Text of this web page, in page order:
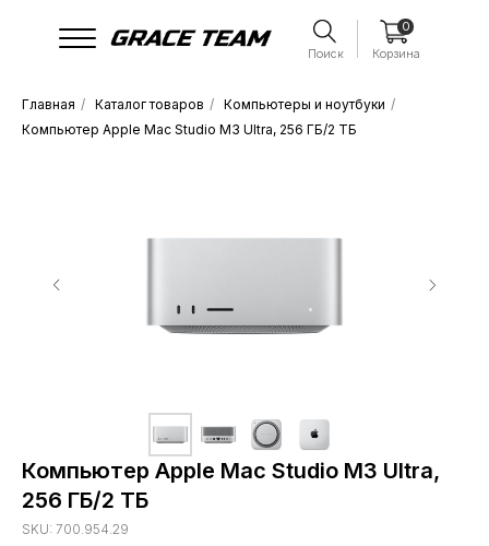
Поиск Корзина
0
Главная / Каталог товаров / Компьютеры и ноутбуки /
Компьютер Apple Mac Studio M3 Ultra, 256 ГБ/2 ТБ
Компьютер Apple Mac Studio M3 Ultra,
256 ГБ/2 ТБ
SKU: 700.954.29